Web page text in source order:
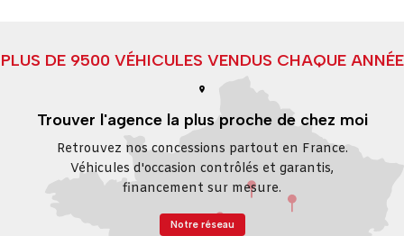
PLUS DE 9500 VÉHICULES VENDUS CHAQUE ANNÉE
Trouver l'agence la plus proche de chez moi
Retrouvez nos concessions partout en France.
Véhicules d'occasion contrôlés et garantis,
financement sur mesure.
Notre réseau